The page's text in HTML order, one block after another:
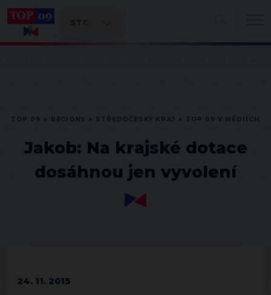
Jakob: Na krajské dotace
dosáhnou jen vyvolení
24. 11. 2015